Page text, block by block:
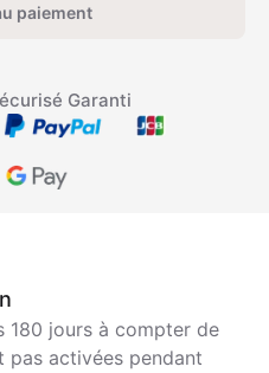
paiement
Garanti
180 jours à compter de
pas activées pendant